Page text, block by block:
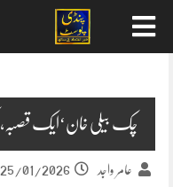
چک بیلی خان‘ایک قصبہ،
عامر واجد 25/01/2026